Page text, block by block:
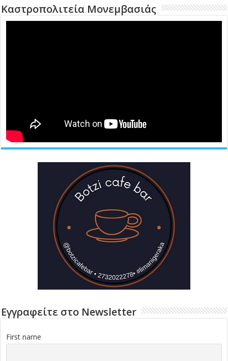
Καστροπολιτεία Μονεμβασιάς
Εγγραφείτε στο Newsletter
First name